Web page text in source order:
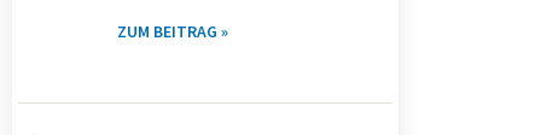
ZUM BEITRAG »